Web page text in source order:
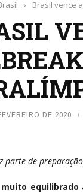
› Brasil vence
DE 2020
parte de